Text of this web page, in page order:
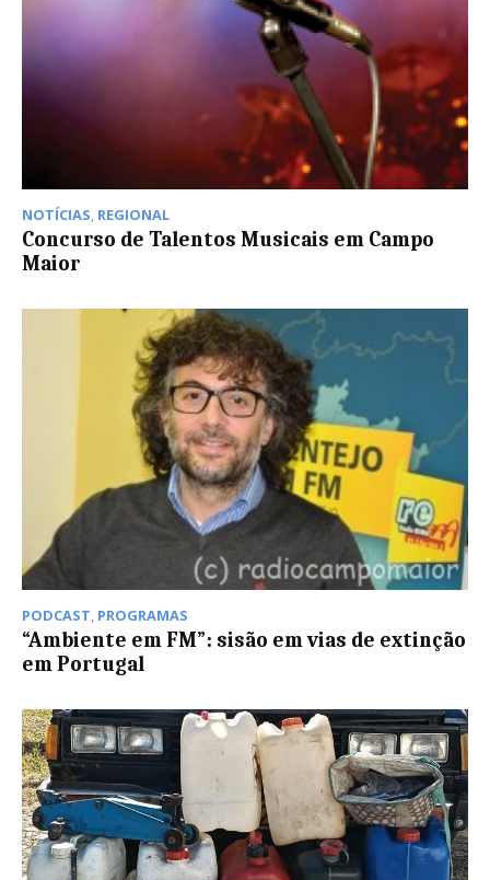
NOTÍCIAS, REGIONAL
Concurso de Talentos Musicais em Campo
Maior
PODCAST, PROGRAMAS
“Ambiente em FM”: sisão em vias de extinção
em Portugal